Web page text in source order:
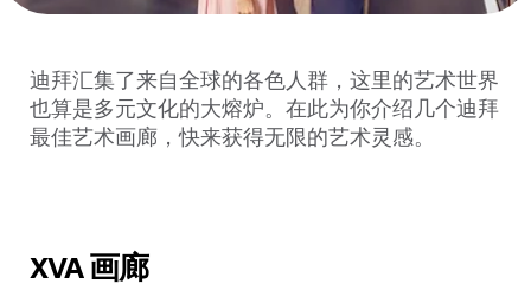
迪拜汇集了来自全球的各色人群，这里的艺术世界
也算是多元文化的大熔炉。在此为你介绍几个迪拜
最佳艺术画廊，快来获得无限的艺术灵感。
XVA 画廊